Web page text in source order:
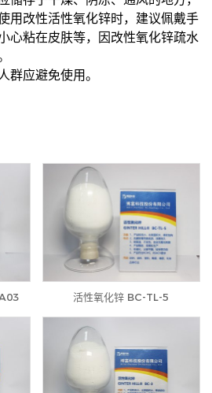
用改性活性氧化锌时，建议佩戴手
心粘在皮肤等，因改性氧化锌疏水
群应避免使用。
活性氧化锌 BC-TL-5